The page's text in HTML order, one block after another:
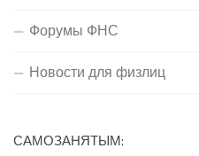
Форумы ФНС
Новости для физлиц
САМОЗАНЯТЫМ: